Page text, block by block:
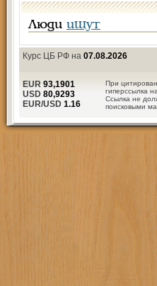
Люди ищут
Курс ЦБ РФ на 07.08.2026
При
гиперссылка
Ссылка не
поисковыми
EUR 93,1901
USD 80,9293
EUR/USD 1.16